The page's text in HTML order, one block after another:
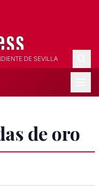
DE SEVILLA
de oro